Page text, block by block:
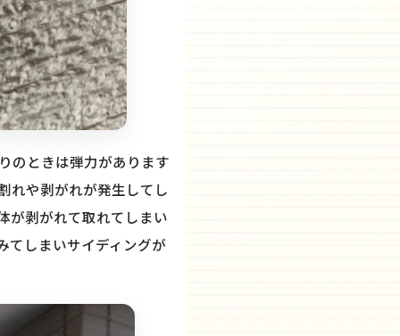
のときは弾力があります
れや剥がれが発生してし
が剥がれて取れてしまい
てしまいサイディングが